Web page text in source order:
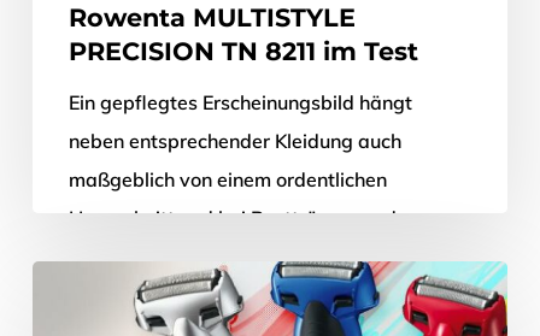
Rowenta MULTISTYLE
PRECISION TN 8211 im Test
Ein gepflegtes Erscheinungsbild hängt
neben entsprechender Kleidung auch
maßgeblich von einem ordentlichen
Haarschnitt und bei Bartträgern zudem von
einem akkurat gestutzten Bart ab. Vor